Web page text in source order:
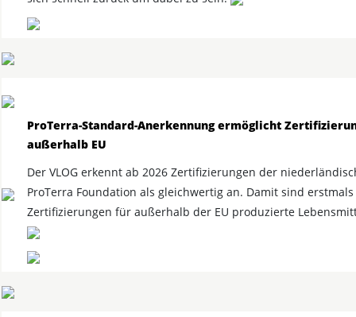
ProTerra-Standard-Anerkennung ermöglicht
außerhalb EU
Der VLOG erkennt ab 2026 Zertifizierungen der
ProTerra Foundation als gleichwertig an. Damit sind erstmals
Zertifizierungen für außerhalb der EU produzierte